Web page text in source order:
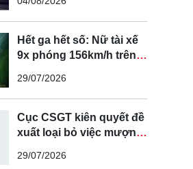
Hết ga hết số: Nữ tài xế
9x phóng 156km/h trên
29/07/2026
Cục CSGT kiên quyết đề
xuất loại bỏ việc mượn
để vượt xe
29/07/2026